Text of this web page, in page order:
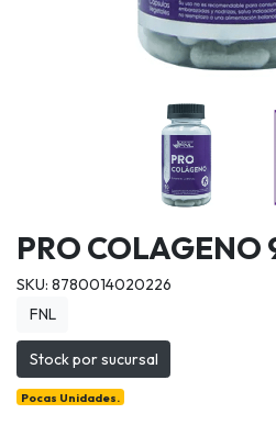
PRO COLAGENO
SKU: 8780014020226
FNL
Stock por sucursal
Pocas Unidades.